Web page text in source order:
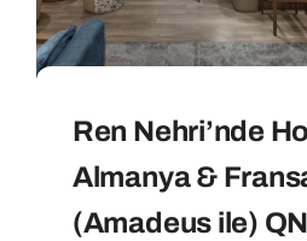
Ren Nehri’nde
Almanya &
(Amadeus ile) QN